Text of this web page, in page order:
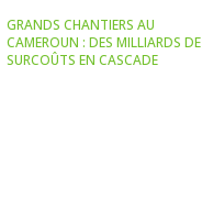
GRANDS CHANTIERS AU
CAMEROUN : DES MILLIARDS DE
SURCOÛTS EN CASCADE